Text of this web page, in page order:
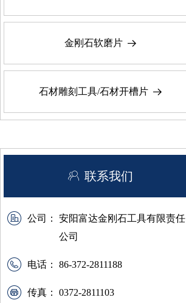
金刚石软磨片 뀠
石材雕刻工具/石材开槽片 뀠
ꁘ 联系我们
公司：
安阳富达金刚石工具有限责任
公司
电话： 86-372-2811188
传真： 0372-2811103